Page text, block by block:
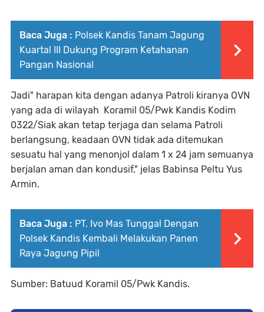
Baca Juga : Polsek Kandis Tanam Jagung
Kuartal III Dukung Program Ketahanan
Pangan Nasional
Jadi" harapan kita dengan adanya Patroli kiranya OVN
yang ada di wilayah Koramil 05/Pwk Kandis Kodim
0322/Siak akan tetap terjaga dan selama Patroli
berlangsung, keadaan OVN tidak ada ditemukan
sesuatu hal yang menonjol dalam 1 x 24 jam semuanya
berjalan aman dan kondusif," jelas Babinsa Peltu Yus
Armin.
Baca Juga : PT. Ivo Mas Tunggal Dengan
Polsek Kandis Kembali Melakukan Panen
Raya Jagung Pipil
Sumber: Batuud Koramil 05/Pwk Kandis.